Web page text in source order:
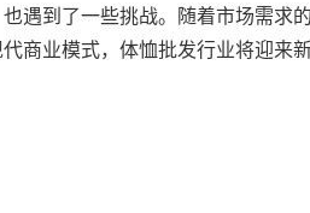
遇到了一些挑战。随着市场需
商业模式，体恤批发行业将迎